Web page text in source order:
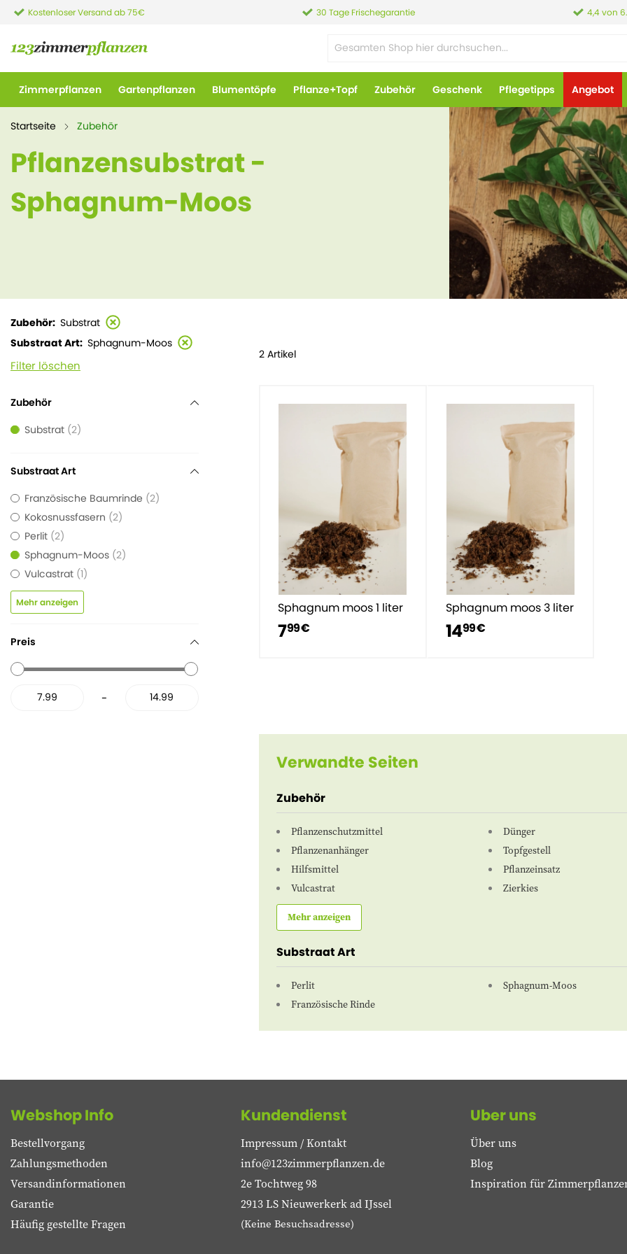
Kostenloser Versand ab 75€ 30 Tage Frischegarantie 4,4 von
Zimmerpflanzen Gartenpflanzen Blumentöpfe Pflanze+Topf Zubehör Geschenk Pflegetipps Angebot
Startseite Zubehör
Pflanzensubstrat -
Sphagnum-Moos
2 Artikel
Sphagnum moos 1 liter
799 €
Sphagnum moos 3 liter
1499 €
Verwandte Seiten
Zubehör
Pflanzenschutzmittel Dünger
Pflanzenanhänger
Topfgestell
Hilfsmittel
Pflanzeinsatz
Vulcastrat
Zierkies
Mehr anzeigen
Substraat Art
Perlit Sphagnum-Moos
Französische Rinde
Zubehör Substrat
Substraat Art Sphagnum-Moos
Filter löschen
Zubehör
Substrat 2
Substraat Art
Französische Baumrinde 2
Kokosnussfasern 2
Perlit 2
Sphagnum-Moos 2
Vulcastrat 1
Mehr anzeigen
Preis
-
Webshop Info
Bestellvorgang
Zahlungsmethoden
Versandinformationen
Garantie
Häufig gestellte Fragen
Kundendienst
Impressum / Kontakt
info@123zimmerpflanzen.de
2e Tochtweg 98
2913 LS Nieuwerkerk ad IJssel
(Keine Besuchsadresse)
Uber uns
Über uns
Blog
Inspiration für